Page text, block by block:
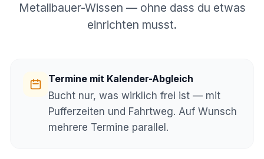
Metallbauer-Wissen — ohne dass du etwas
einrichten musst.
Termine mit Kalender-Abgleich
Bucht nur, was wirklich frei ist — mit
Pufferzeiten und Fahrtweg. Auf Wunsch
mehrere Termine parallel.